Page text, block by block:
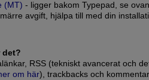
(MT) - ligger bakom Typepad, se
avgift, hjälpa till med din
det?
RSS (tekniskt avancerat och
om här), trackbacks och